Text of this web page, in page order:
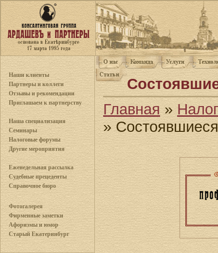
Наши клиенты
Партнеры и коллеги
Отзывы и рекомендации
Приглашаем к партнерству
Наша специализация
Семинары
Налоговые форумы
Другие мероприятия
Еженедельная рассылка
Судебные прецеденты
Справочное бюро
Фотогалерея
Фирменные заметки
Афоризмы и юмор
Старый Екатеринбург
Главная»
»